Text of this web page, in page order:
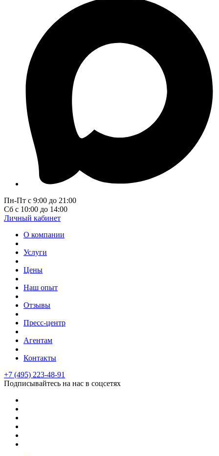
Пн-Пт с 9:00 до 21:00
Сб с 10:00 до 14:00
Личный кабинет
О компании
Услуги
Цены
Наш опыт
Отзывы
Пресс-центр
Агентам
Контакты
+7 (495) 223-48-91
Подписывайтесь на нас в соцсетях